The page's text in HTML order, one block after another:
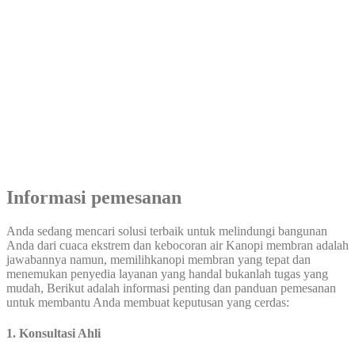
Informasi pemesanan
Anda sedang mencari solusi terbaik untuk melindungi bangunan
Anda dari cuaca ekstrem dan kebocoran air Kanopi membran adalah
jawabannya namun, memilihkanopi membran yang tepat dan
menemukan penyedia layanan yang handal bukanlah tugas yang
mudah, Berikut adalah informasi penting dan panduan pemesanan
untuk membantu Anda membuat keputusan yang cerdas:
1. Konsultasi Ahli